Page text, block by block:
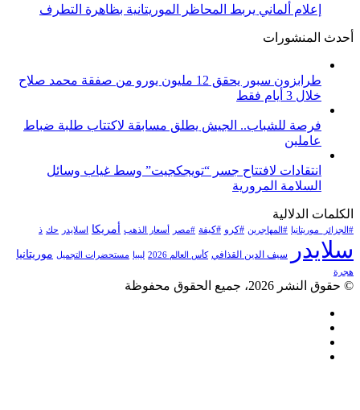
إعلام ألماني يربط المحاظر الموريتانية بظاهرة التطرف
أحدث المنشورات
طرابزون سبور يحقق 12 مليون يورو من صفقة محمد صلاح
خلال 3 أيام فقط
فرصة للشباب.. الجيش يطلق مسابقة لاكتتاب طلبة ضباط
عاملين
انتقادات لافتتاح جسر “تويجكجيت” وسط غياب وسائل
السلامة المرورية
الكلمات الدلالية
#الجزائر_موريتانيا #المهاجرين #كرو #كيفة #مصر أسعار الذهب أمريكا اسلايدر حك ذ
سلايدر سيف الدين القذافي كأس العالم 2026 ليبيا مستحضرات التجميل موريتانيا
هجرة
© حقوق النشر 2026، جميع الحقوق محفوظة